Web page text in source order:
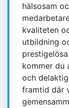
hälsosam
kvaliteten
utbildning
kommer du
och
framtid där